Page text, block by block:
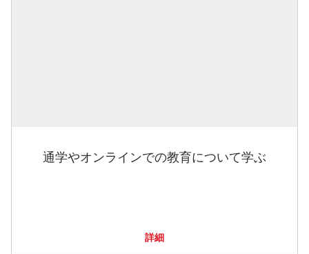
通学やオンラインでの教育について学ぶ
詳細